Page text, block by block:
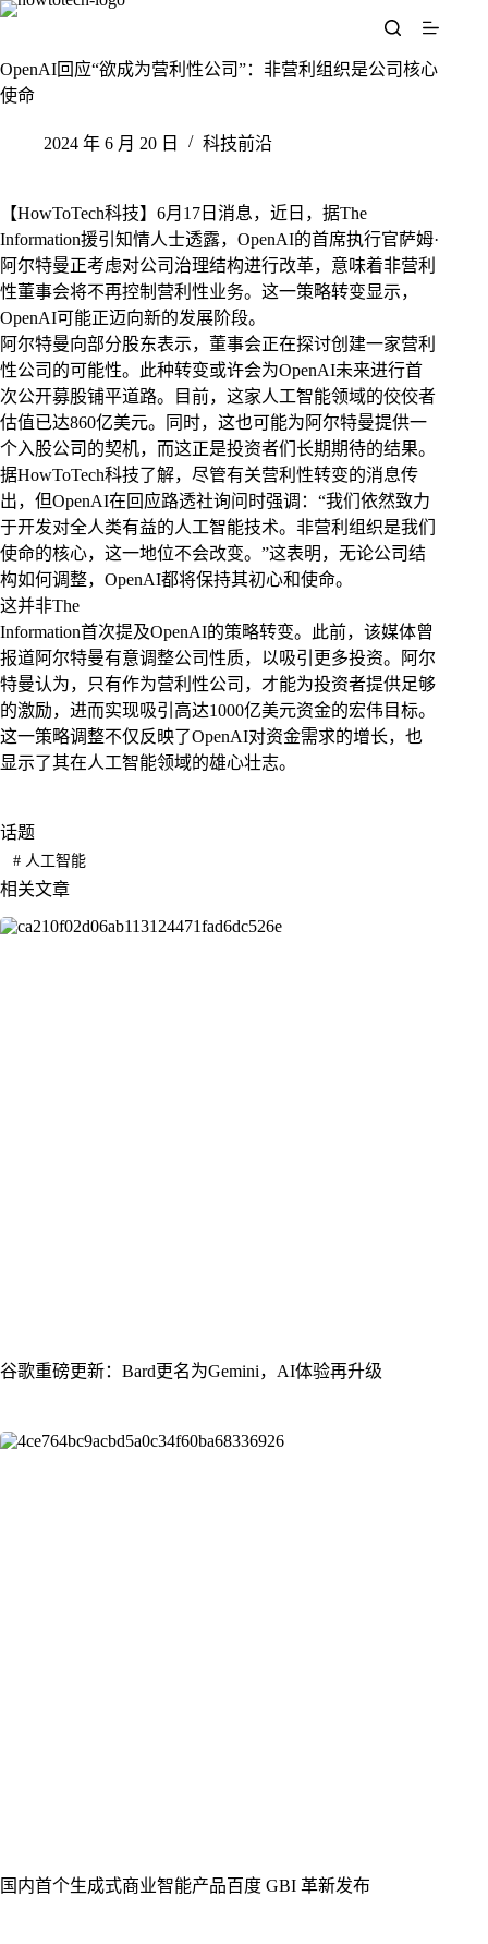
跳
内
容
OpenAI回应“欲成为营利性公司”：非营利组织是公司核心
使命
2024 年 6 月 20 日 科技前沿
【HowToTech科技】6月17日消息，近日，据The
Information援引知情人士透露，OpenAI的首席执行官萨姆·
阿尔特曼正考虑对公司治理结构进行改革，意味着非营利
性董事会将不再控制营利性业务。这一策略转变显示，
OpenAI可能正迈向新的发展阶段。
阿尔特曼向部分股东表示，董事会正在探讨创建一家营利
性公司的可能性。此种转变或许会为OpenAI未来进行首
次公开募股铺平道路。目前，这家人工智能领域的佼佼者
估值已达860亿美元。同时，这也可能为阿尔特曼提供一
个入股公司的契机，而这正是投资者们长期期待的结果。
据HowToTech科技了解，尽管有关营利性转变的消息传
出，但OpenAI在回应路透社询问时强调：“我们依然致力
于开发对全人类有益的人工智能技术。非营利组织是我们
使命的核心，这一地位不会改变。”这表明，无论公司结
构如何调整，OpenAI都将保持其初心和使命。
这并非The
Information首次提及OpenAI的策略转变。此前，该媒体曾
报道阿尔特曼有意调整公司性质，以吸引更多投资。阿尔
特曼认为，只有作为营利性公司，才能为投资者提供足够
的激励，进而实现吸引高达1000亿美元资金的宏伟目标。
这一策略调整不仅反映了OpenAI对资金需求的增长，也
显示了其在人工智能领域的雄心壮志。
话题
#人工智能
相关文章
谷歌重磅更新：Bard更名为Gemini，AI体验再升级
国内首个生成式商业智能产品百度 GBI 革新发布